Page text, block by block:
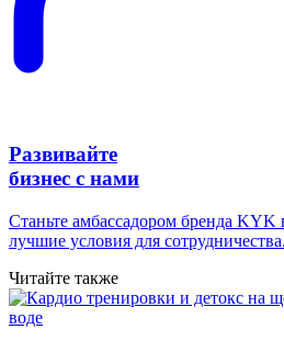
Развивайте
бизнес с нами
Станьте амбассадором бренда KYK
лучшие условия для сотрудничества.
Читайте также